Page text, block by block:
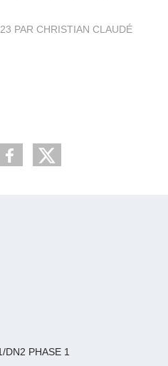
PAR CHRISTIAN CLAUDÉ
DN2 PHASE 1